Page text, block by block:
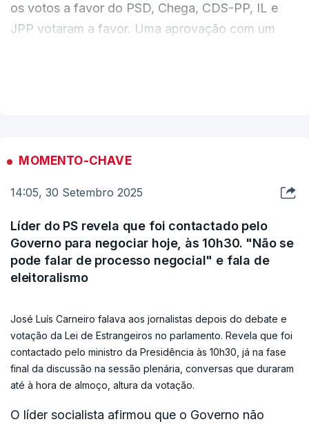
os votos a favor do PSD, Chega, CDS-PP, IL e
JPP votaram a favor. Uma aprovação com um
ESTE CONTEÚDO ESTÁ NESTE MOMENTO
O primeiro-ministro não confirmou o acordo com
o Chega. Em campanha para autárquicas, Luís
que o diploma fosse aprovado por vários grupos
parlamentares. Não respondeu quando
questionado sobre contrapartidas no futuro -
como a discussão sobre limites nos apoios
MOMENTO-CHAVE
14:05, 30 Setembro 2025
Líder do PS revela que foi contactado pelo
Governo para negociar hoje, às 10h30. "Não se
pode falar de processo negocial" e fala de
eleitoralismo
José Luís Carneiro falava aos jornalistas depois do debate e
votação da Lei de Estrangeiros no parlamento. Revela que foi
contactado pelo ministro da Presidência às 10h30, já na fase
final da discussão na sessão plenária, conversas que duraram
até à hora de almoço, altura da votação.
O líder socialista afirmou que o Governo não